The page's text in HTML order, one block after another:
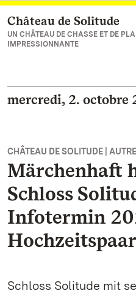
Vers la page d’accueil
Château de Solitude
UN CHÂTEAU DE CHASSE ET DE
IMPRESSIONNANTE
mercredi, 2. octobre
CHÂTEAU DE SOLITUDE |
Märchenhaft
Schloss
Infotermin
Schloss Solitude mit